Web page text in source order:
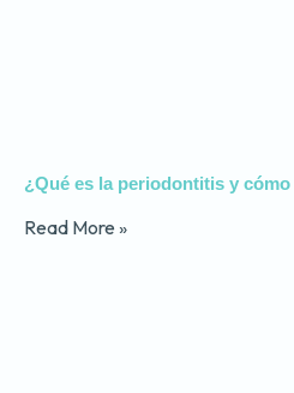
¿Qué es la periodontitis y
Read More »